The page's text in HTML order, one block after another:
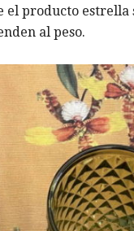
el producto estrella
al peso.